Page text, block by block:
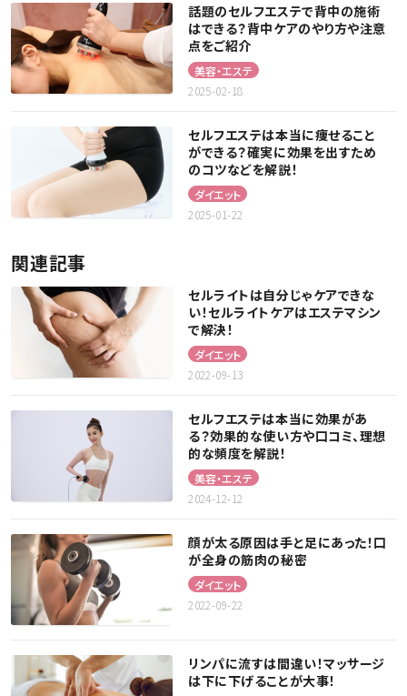
話題のセルフエステで背中の施術
はできる？背中ケアのやり方や注意
点をご紹介
美容・エステ
2025-02-18
セルフエステは本当に痩せること
ができる？確実に効果を出すため
のコツなどを解説！
ダイエット
2025-01-22
関連記事
セルライトは自分じゃケアできな
い！セルライトケアはエステマシン
で解決！
ダイエット
2022-09-13
セルフエステは本当に効果があ
る？効果的な使い方や口コミ、理想
的な頻度を解説！
美容・エステ
2024-12-12
顔が太る原因は手と足にあった！口
が全身の筋肉の秘密
ダイエット
2022-09-22
リンパに流すは間違い！マッサージ
は下に下げることが大事！